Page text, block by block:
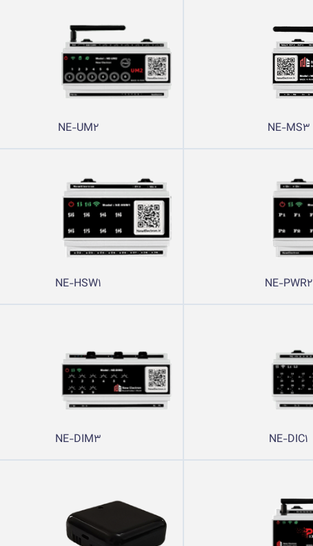
NE-MS3
NE-UM2
NE-PWR2
NE-HSW1
NE-DIC1
NE-DIM3